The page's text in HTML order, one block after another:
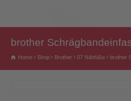
brother
Home Shop Brother 07 Nähfüße brother